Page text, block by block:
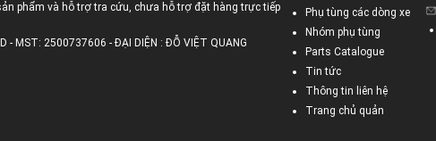
phẩm và hỗ trợ tra cứu, chưa hỗ trợ đặt hàng trực tiếp
- MST: 2500737606 - ĐẠI DIỆN : ĐỖ VIỆT QUANG
Phụ tùng các dòng xe
Nhóm phụ tùng
Parts Catalogue
Tin tức
Thông tin liên hệ
Trang chủ quản